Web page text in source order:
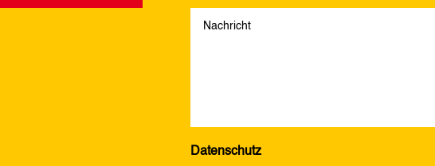
Datenschutz